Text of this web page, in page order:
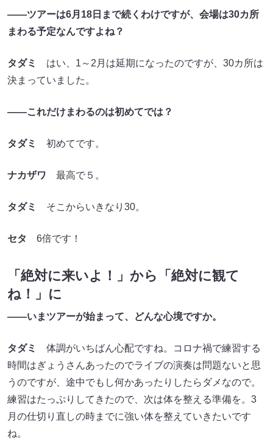
――ツアーは6月18日まで続くわけですが、会場は30カ所
まわる予定なんですよね？
タダミ
はい、1～2月は延期になったのですが、30カ所は
決まっていました。
――これだけまわるのは初めてでは？
タダミ 初めてです。
ナカザワ 最高で５。
タダミ そこからいきなり30。
セタ 6倍です！
「絶対に来いよ！」から「絶対に観て
ね！」に
――いまツアーが始まって、どんな心境ですか。
タダミ
体調がいちばん心配ですね。コロナ禍で練習する
時間はぎょうさんあったのでライブの演奏は問題ないと思
うのですが、途中でもし何かあったりしたらダメなので。
練習はたっぷりしてきたので、次は体を整える準備を。3
月の仕切り直しの時までに強い体を整えていきたいです
ね。